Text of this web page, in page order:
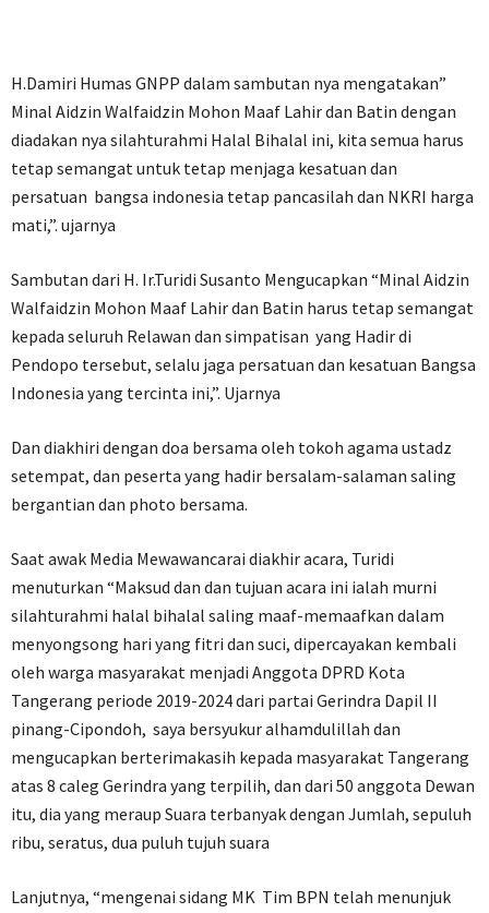
H.Damiri Humas GNPP dalam sambutan nya mengatakan”
Minal Aidzin Walfaidzin Mohon Maaf Lahir dan Batin dengan
diadakan nya silahturahmi Halal Bihalal ini, kita semua harus
tetap semangat untuk tetap menjaga kesatuan dan
persatuan bangsa indonesia tetap pancasilah dan NKRI harga
mati,”. ujarnya
Sambutan dari H. Ir.Turidi Susanto Mengucapkan “Minal Aidzin
Walfaidzin Mohon Maaf Lahir dan Batin harus tetap semangat
kepada seluruh Relawan dan simpatisan yang Hadir di
Pendopo tersebut, selalu jaga persatuan dan kesatuan Bangsa
Indonesia yang tercinta ini,”. Ujarnya
Dan diakhiri dengan doa bersama oleh tokoh agama ustadz
setempat, dan peserta yang hadir bersalam-salaman saling
bergantian dan photo bersama.
Saat awak Media Mewawancarai diakhir acara, Turidi
menuturkan “Maksud dan dan tujuan acara ini ialah murni
silahturahmi halal bihalal saling maaf-memaafkan dalam
menyongsong hari yang fitri dan suci, dipercayakan kembali
oleh warga masyarakat menjadi Anggota DPRD Kota
Tangerang periode 2019-2024 dari partai Gerindra Dapil II
pinang-Cipondoh, saya bersyukur alhamdulillah dan
mengucapkan berterimakasih kepada masyarakat Tangerang
atas 8 caleg Gerindra yang terpilih, dan dari 50 anggota Dewan
itu, dia yang meraup Suara terbanyak dengan Jumlah, sepuluh
ribu, seratus, dua puluh tujuh suara
Lanjutnya, “mengenai sidang MK Tim BPN telah menunjuk